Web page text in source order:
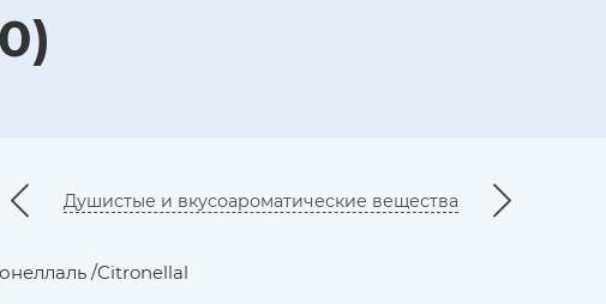
Душистые и вкусоароматические вещества
/Citronellal